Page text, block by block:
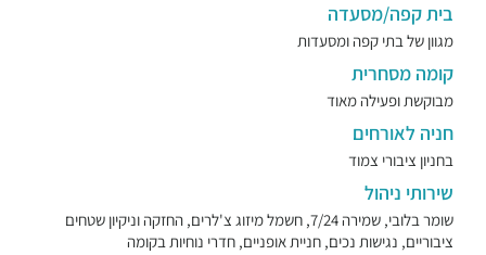
בית קפה/מסעדה
מגוון של בתי קפה ומסעדות
קומה מסחרית
מבוקשת ופעילה מאוד
חניה לאורחים
בחניון ציבורי צמוד
שירותי ניהול
שומר בלובי, שמירה 7/24, חשמל מיזוג צ'לרים, החזקה וניקיון שטחים
ציבוריים, נגישות נכים, חניית אופניים, חדרי נוחיות בקומה